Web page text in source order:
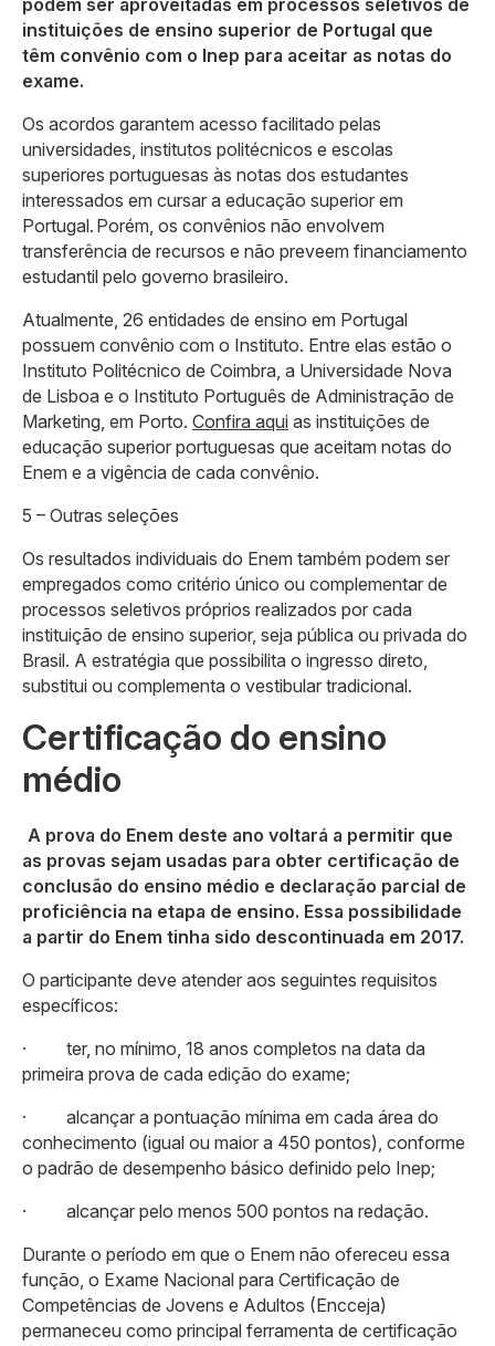
podem ser aproveitadas em processos seletivos de
instituições de ensino superior de Portugal que
têm convênio com o Inep para aceitar as notas do
exame.
Os acordos garantem acesso facilitado pelas
universidades, institutos politécnicos e escolas
superiores portuguesas às notas dos estudantes
interessados em cursar a educação superior em
Portugal. Porém, os convênios não envolvem
transferência de recursos e não preveem financiamento
estudantil pelo governo brasileiro.
Atualmente, 26 entidades de ensino em Portugal
possuem convênio com o Instituto. Entre elas estão o
Instituto Politécnico de Coimbra, a Universidade Nova
de Lisboa e o Instituto Português de Administração de
Marketing, em Porto. Confira aqui as instituições de
educação superior portuguesas que aceitam notas do
Enem e a vigência de cada convênio.
5 – Outras seleções
Os resultados individuais do Enem também podem ser
empregados como critério único ou complementar de
processos seletivos próprios realizados por cada
instituição de ensino superior, seja pública ou privada do
Brasil. A estratégia que possibilita o ingresso direto,
substitui ou complementa o vestibular tradicional.
Certificação do ensino
médio
A prova do Enem deste ano voltará a permitir que
as provas sejam usadas para obter certificação de
conclusão do ensino médio e declaração parcial de
proficiência na etapa de ensino. Essa possibilidade
a partir do Enem tinha sido descontinuada em 2017.
O participante deve atender aos seguintes requisitos
específicos:
· ter, no mínimo, 18 anos completos na data da
primeira prova de cada edição do exame;
· alcançar a pontuação mínima em cada área do
conhecimento (igual ou maior a 450 pontos), conforme
o padrão de desempenho básico definido pelo Inep;
· alcançar pelo menos 500 pontos na redação.
Durante o período em que o Enem não ofereceu essa
função, o Exame Nacional para Certificação de
Competências de Jovens e Adultos (Encceja)
permaneceu como principal ferramenta de certificação